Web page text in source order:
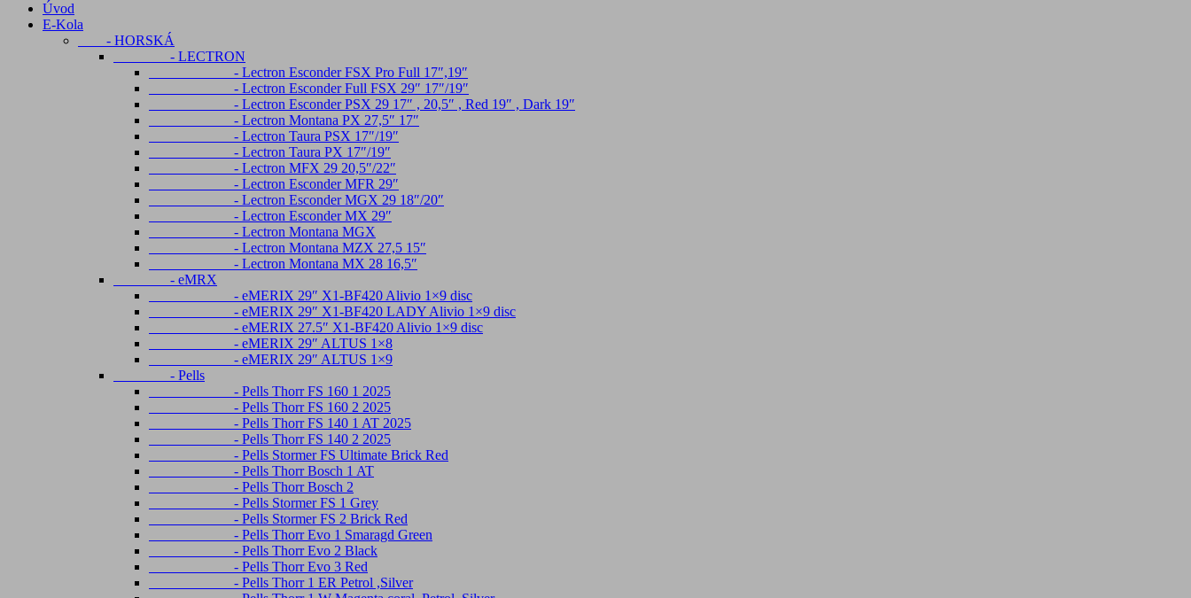
Úvod
E-Kola
- HORSKÁ
- LECTRON
- Lectron Esconder FSX Pro Full 17″,19″
- Lectron Esconder Full FSX 29″ 17″/19″
- Lectron Esconder PSX 29 17″ , 20,5″ , Red 19″ , Dark 19″
- Lectron Montana PX 27,5″ 17″
- Lectron Taura PSX 17″/19″
- Lectron Taura PX 17″/19″
- Lectron MFX 29 20,5″/22″
- Lectron Esconder MFR 29″
- Lectron Esconder MGX 29 18″/20″
- Lectron Esconder MX 29″
- Lectron Montana MGX
- Lectron Montana MZX 27,5 15″
- Lectron Montana MX 28 16,5″
- eMRX
- eMERIX 29″ X1-BF420 Alivio 1×9 disc
- eMERIX 29″ X1-BF420 LADY Alivio 1×9 disc
- eMERIX 27.5″ X1-BF420 Alivio 1×9 disc
- eMERIX 29″ ALTUS 1×8
- eMERIX 29″ ALTUS 1×9
- Pells
- Pells Thorr FS 160 1 2025
- Pells Thorr FS 160 2 2025
- Pells Thorr FS 140 1 AT 2025
- Pells Thorr FS 140 2 2025
- Pells Stormer FS Ultimate Brick Red
- Pells Thorr Bosch 1 AT
- Pells Thorr Bosch 2
- Pells Stormer FS 1 Grey
- Pells Stormer FS 2 Brick Red
- Pells Thorr Evo 1 Smaragd Green
- Pells Thorr Evo 2 Black
- Pells Thorr Evo 3 Red
- Pells Thorr 1 ER Petrol ,Silver